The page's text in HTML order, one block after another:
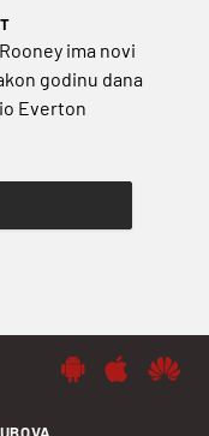
ima novi
godinu dana
Everton